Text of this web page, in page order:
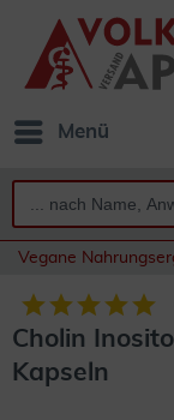
Menü
Vegane
Cholin
Kapseln